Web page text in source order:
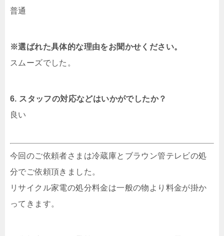
普通
※選ばれた具体的な理由をお聞かせください。
スムーズでした。
6. スタッフの対応などはいかがでしたか？
良い
今回のご依頼者さまは冷蔵庫とブラウン管テレビの処
分でご依頼頂きました。
リサイクル家電の処分料金は一般の物より料金が掛か
ってきます。